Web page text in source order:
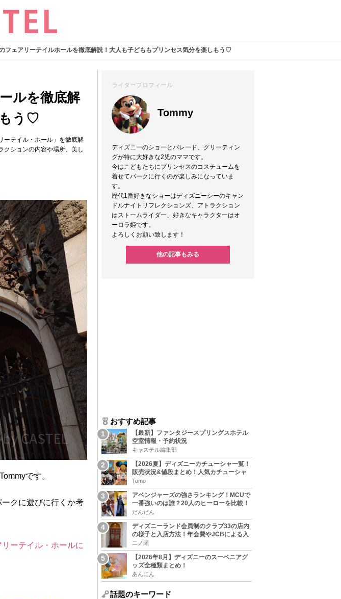
フェアリーテイルホールを徹底解説！大人も子どももプリンセス気分を楽しもう♡
ルを徹底解
もう♡
ーテイル・ホール」を徹底解
ションの内容や場所、美し
です。
クに遊びに行くか考
ーテイル・ホールに
ライタープロフィール
Tommy
ディズニーのショーとパレード、グリーティン
グが特に大好きな2児のママです。
今はこどもたちにプリンセスのコスチュームを
着せてパークに行くのが楽しみになっていま
す。
歴代1番好きなショーはディズニーシーのキャン
ドルナイトリフレクションズ、アトラクション
はストームライダー、好きなキャラクターはオ
ーロラ姫です。
よろしくお願い致します！
他の記事もみる
おすすめ記事
【最新】ファンタジースプリングスホテル
空室情報・予約状況
キャステル編集部
【2026夏】ディズニーカチューシャ一覧！
販売状況&値段まとめ！人気カチューシャ
をチェック
Tomo
アベンジャーズの強さランキング！MCUで
一番強いのは誰？20人のヒーローを比較！
だんだん
ディズニーランド会員制のクラブ33の店内
の様子と入店方法！年会費やJCBによる入
り方も
二ノ瀬
【2026年8月】ディズニーのスーベニアグ
ッズ全種類まとめ！
あんにん
話題のキーワード